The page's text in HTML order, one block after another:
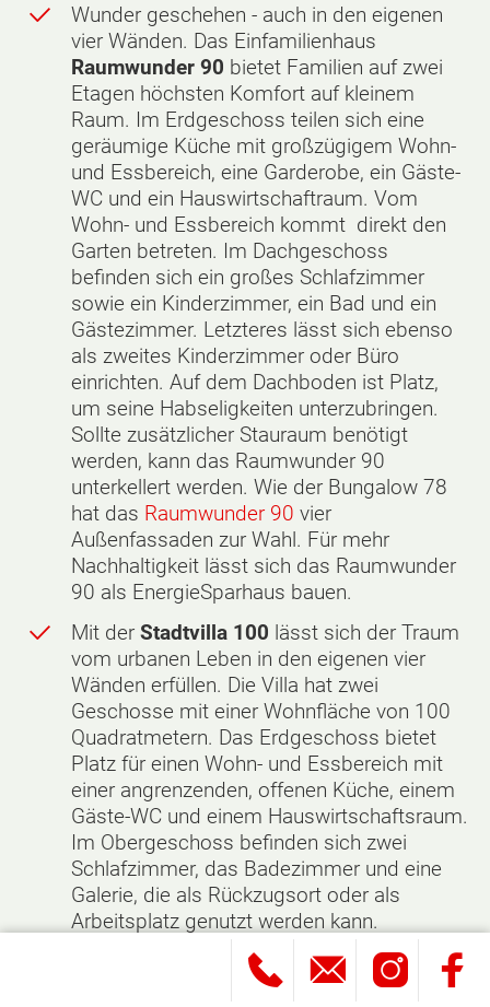
Wunder geschehen - auch in den eigenen
vier Wänden. Das Einfamilienhaus
Raumwunder 90 bietet Familien auf zwei
Etagen höchsten Komfort auf kleinem
Raum. Im Erdgeschoss teilen sich eine
geräumige Küche mit großzügigem Wohn-
und Essbereich, eine Garderobe, ein Gäste-
WC und ein Hauswirtschaftraum. Vom
Wohn- und Essbereich kommt direkt den
Garten betreten. Im Dachgeschoss
befinden sich ein großes Schlafzimmer
sowie ein Kinderzimmer, ein Bad und ein
Gästezimmer. Letzteres lässt sich ebenso
als zweites Kinderzimmer oder Büro
einrichten. Auf dem Dachboden ist Platz,
um seine Habseligkeiten unterzubringen.
Sollte zusätzlicher Stauraum benötigt
werden, kann das Raumwunder 90
unterkellert werden. Wie der Bungalow 78
hat das Raumwunder 90 vier
Außenfassaden zur Wahl. Für mehr
Nachhaltigkeit lässt sich das Raumwunder
90 als EnergieSparhaus bauen.
Mit der Stadtvilla 100 lässt sich der Traum
vom urbanen Leben in den eigenen vier
Wänden erfüllen. Die Villa hat zwei
Geschosse mit einer Wohnfläche von 100
Quadratmetern. Das Erdgeschoss bietet
Platz für einen Wohn- und Essbereich mit
einer angrenzenden, offenen Küche, einem
Gäste-WC und einem Hauswirtschaftsraum.
Im Obergeschoss befinden sich zwei
Schlafzimmer, das Badezimmer und eine
Galerie, die als Rückzugsort oder als
Arbeitsplatz genutzt werden kann.
Bodentiefe Fenster sorgen für ideale
Lichtverhältnisse und eine hervorragende
Belüftung. Für noch mehr Lagerplatz sorgt